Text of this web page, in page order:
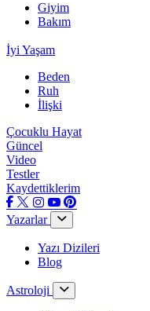
Giyim
Bakım
İyi Yaşam
Beden
Ruh
İlişki
Çocuklu Hayat
Güncel
Video
Testler
Kaydettiklerim
Yazarlar
Yazı Dizileri
Blog
Astroloji